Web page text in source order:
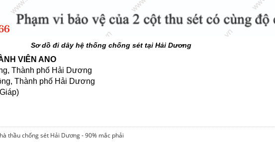
Sơ dồ đi dây hệ thống chống sét tại Hải Dương
VIÊN ANO
Thành phố Hải Dương
Thành phố Hải Dương
thầu chống sét Hải Dương - 90% mắc phải